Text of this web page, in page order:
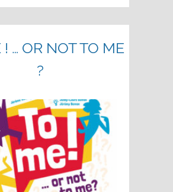
… OR NOT TO ME
?